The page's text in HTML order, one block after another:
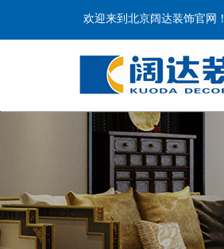
欢迎来到北京阔达装饰官网！